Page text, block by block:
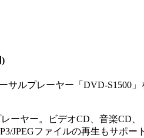
サルプレーヤー「DVD-S1500」
ーヤー。ビデオCD、音楽CD、
JPEGファイルの再生もサポー